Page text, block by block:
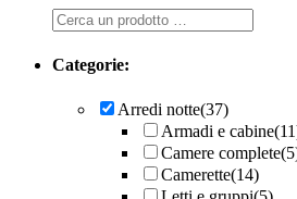
Ricerca
Categorie:
Arredi notte(37)
Armadi e cabine
Camere complete
Camerette(14)